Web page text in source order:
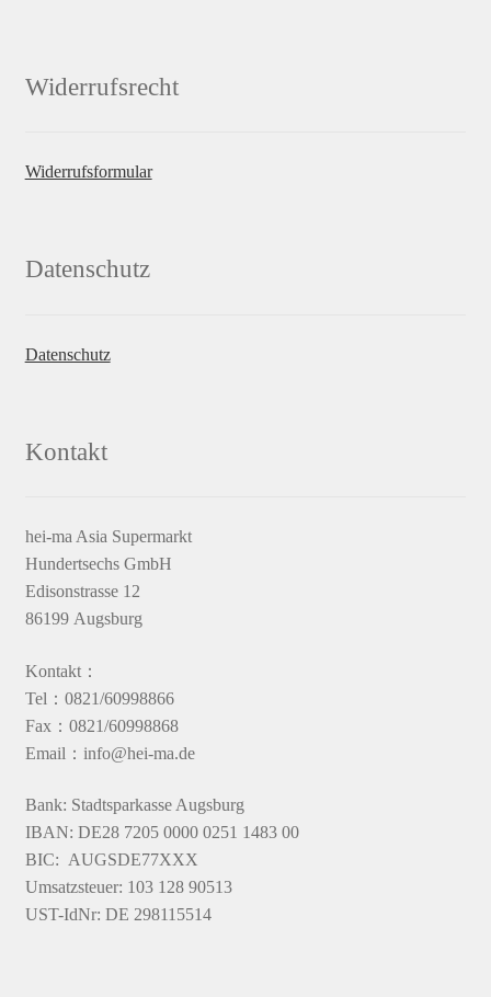
Widerrufsrecht
Widerrufsformular
Datenschutz
Datenschutz
Kontakt
hei-ma Asia Supermarkt
Hundertsechs GmbH
Edisonstrasse 12
86199 Augsburg
Kontakt：
Tel：0821/60998866
Fax：0821/60998868
Email：info@hei-ma.de
Bank: Stadtsparkasse Augsburg
IBAN: DE28 7205 0000 0251 1483 00
BIC: AUGSDE77XXX
Umsatzsteuer: 103 128 90513
UST-IdNr: DE 298115514